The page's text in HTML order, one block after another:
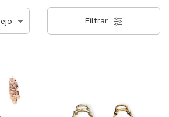
Filtrar